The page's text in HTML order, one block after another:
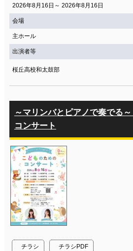
2026年8月16日～ 2026年8月16日
会場
主ホール
出演者等
桜丘高校和太鼓部
～マリンバとピアノで奏でる
コンサート
チラシ チラシPDF